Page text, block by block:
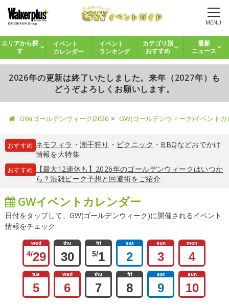
MENU
エリアから探
す
イベント
カレンダー
イベント
ランキング
カテゴリ別
おすすめ
最新
ニュース
2026年の更新は終了いたしました。来年（2027年）も
どうぞよろしくお願いします。
GW(ゴールデンウィーク)2026 GW(ゴールデンウィーク)イベント
おすすめ ネモフィラ ・ 潮干狩り ・ ピクニック ・ BBQなどおでかけ
情報を大特集
おすすめ
【最大12連休も】2026年のゴールデンウィークはいつか
ら？混雑ピーク予想と回避術をご紹介
GWイベントカレンダー
日付をタップして、GW(ゴールデンウィーク)に開催されるイベント
情報をチェック
wed
4/29
thu
30
fri
5/1
sat
2
sun
3
mon
4
tue
5
wed
6
thu
7
fri
8
sat
9
sun
10